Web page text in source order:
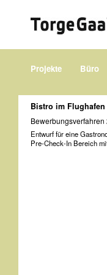
Projekte Büro
Bistro im Flughafen
Bewerbungsverfahren
Entwurf für eine
Pre-Check-In Bereich